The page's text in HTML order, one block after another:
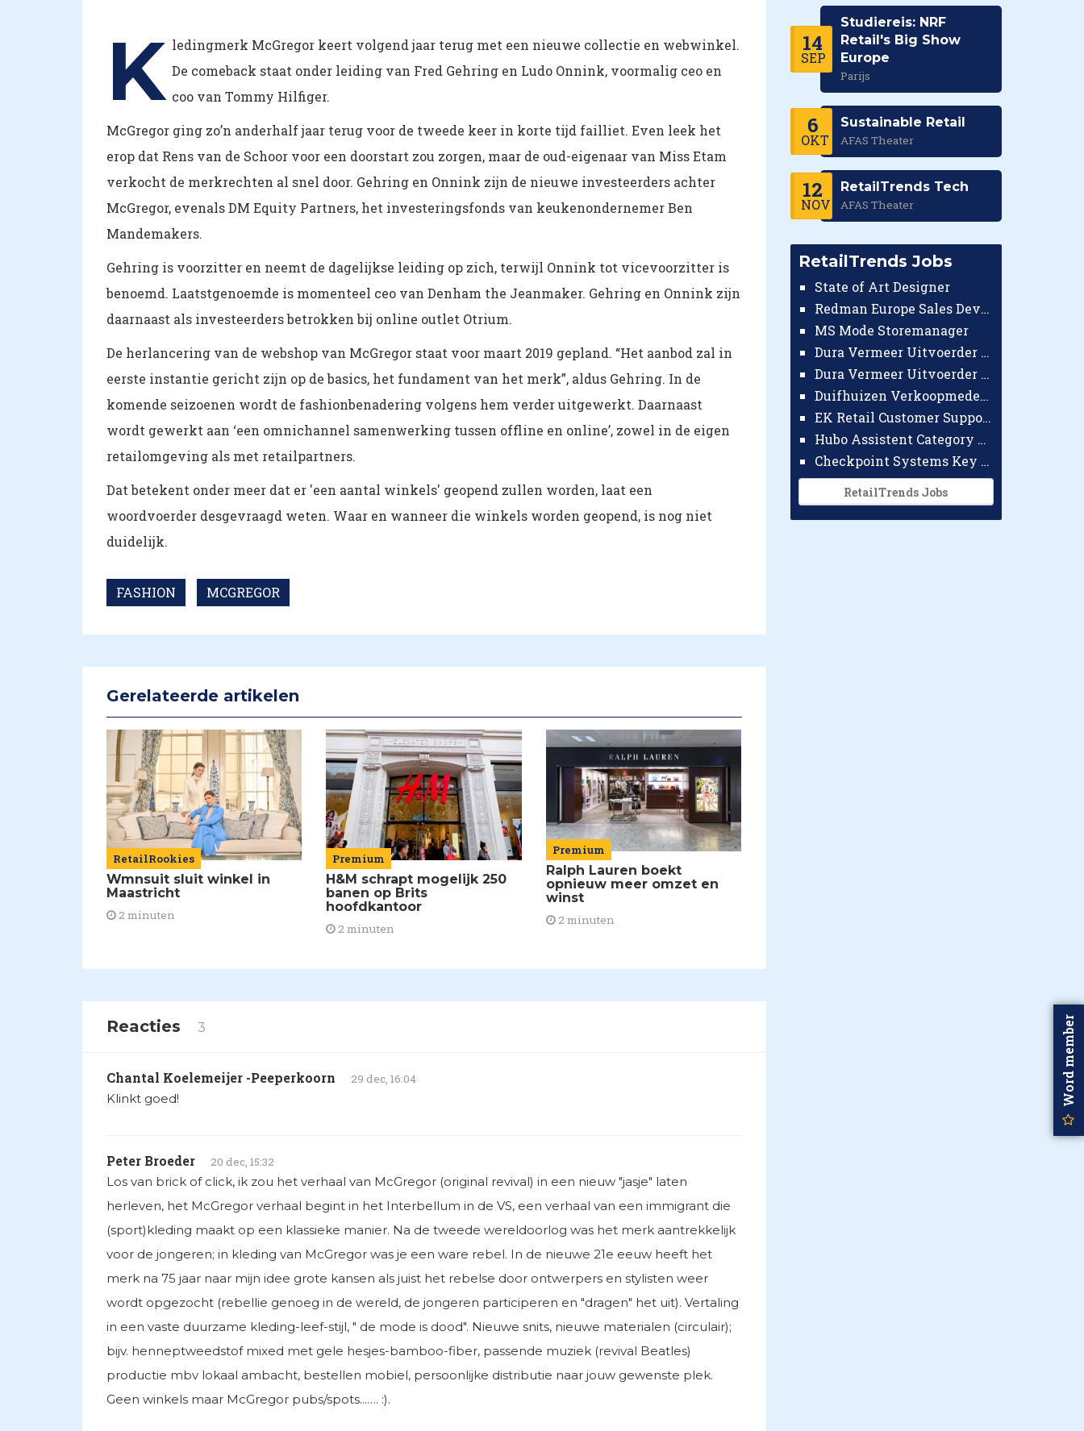
K ledingmerk McGregor keert volgend jaar terug met een nieuwe collectie en webwinkel.
De comeback staat onder leiding van Fred Gehring en Ludo Onnink, voormalig ceo en
coo van Tommy Hilfiger.
McGregor ging zo’n anderhalf jaar terug voor de tweede keer in korte tijd failliet. Even leek het
erop dat Rens van de Schoor voor een doorstart zou zorgen, maar de oud-eigenaar van Miss Etam
verkocht de merkrechten al snel door. Gehring en Onnink zijn de nieuwe investeerders achter
McGregor, evenals DM Equity Partners, het investeringsfonds van keukenondernemer Ben
Mandemakers.
Gehring is voorzitter en neemt de dagelijkse leiding op zich, terwijl Onnink tot vicevoorzitter is
benoemd. Laatstgenoemde is momenteel ceo van Denham the Jeanmaker. Gehring en Onnink zijn
daarnaast als investeerders betrokken bij online outlet Otrium.
De herlancering van de webshop van McGregor staat voor maart 2019 gepland. “Het aanbod zal in
eerste instantie gericht zijn op de basics, het fundament van het merk”, aldus Gehring. In de
komende seizoenen wordt de fashionbenadering volgens hem verder uitgewerkt. Daarnaast
wordt gewerkt aan ‘een omnichannel samenwerking tussen offline en online’, zowel in de eigen
retailomgeving als met retailpartners.
Dat betekent onder meer dat er 'een aantal winkels' geopend zullen worden, laat een
woordvoerder desgevraagd weten. Waar en wanneer die winkels worden geopend, is nog niet
duidelijk.
FASHION MCGREGOR
Gerelateerde artikelen
RetailRookies
Wmnsuit sluit winkel in
Maastricht
2 minuten
Premium
H&M schrapt mogelijk 250
banen op Brits
hoofdkantoor
2 minuten
Premium
Ralph Lauren boekt
opnieuw meer omzet en
winst
2 minuten
Reacties 3
Chantal Koelemeijer -Peeperkoorn 29 dec, 16:04
Klinkt goed!
Peter Broeder 20 dec, 15:32
Los van brick of click, ik zou het verhaal van McGregor (original revival) in een nieuw "jasje" laten
herleven, het McGregor verhaal begint in het Interbellum in de VS, een verhaal van een immigrant die
(sport)kleding maakt op een klassieke manier. Na de tweede wereldoorlog was het merk aantrekkelijk
voor de jongeren; in kleding van McGregor was je een ware rebel. In de nieuwe 21e eeuw heeft het
merk na 75 jaar naar mijn idee grote kansen als juist het rebelse door ontwerpers en stylisten weer
wordt opgezocht (rebellie genoeg in de wereld, de jongeren participeren en "dragen" het uit). Vertaling
in een vaste duurzame kleding-leef-stijl, " de mode is dood". Nieuwe snits, nieuwe materialen (circulair);
bijv. henneptweedstof mixed met gele hesjes-bamboo-fiber, passende muziek (revival Beatles)
productie mbv lokaal ambacht, bestellen mobiel, persoonlijke distributie naar jouw gewenste plek.
Geen winkels maar McGregor pubs/spots...…. :).
14
SEP
Studiereis: NRF
Retail's Big Show
Europe
Parijs
6
OKT
Sustainable Retail
AFAS Theater
12
NOV
RetailTrends Tech
AFAS Theater
RetailTrends Jobs
State of Art Designer
Redman Europe Sales Developer (Europe)
MS Mode Storemanager
Dura Vermeer Uitvoerder GWW Amsterdam
Dura Vermeer Uitvoerder Civiel Nijmegen
Duifhuizen Verkoopmedewerker Ridderkerk
EK Retail Customer Support Omnichannel
Hubo Assistent Category Manager
Checkpoint Systems Key Accountmanager Benelux
RetailTrends Jobs
Word member